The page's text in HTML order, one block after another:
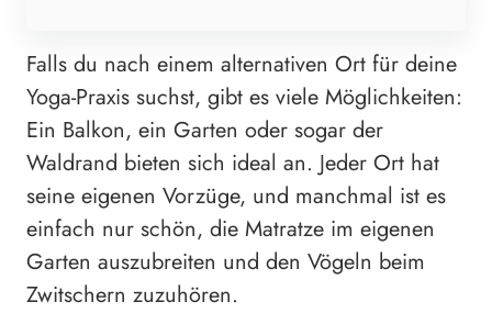
Falls du nach einem alternativen Ort für deine
Yoga-Praxis suchst, gibt es viele Möglichkeiten:
Ein Balkon, ein Garten oder sogar der
Waldrand bieten sich ideal an. Jeder Ort hat
seine eigenen Vorzüge, und manchmal ist es
einfach nur schön, die Matratze im eigenen
Garten auszubreiten und den Vögeln beim
Zwitschern zuzuhören.